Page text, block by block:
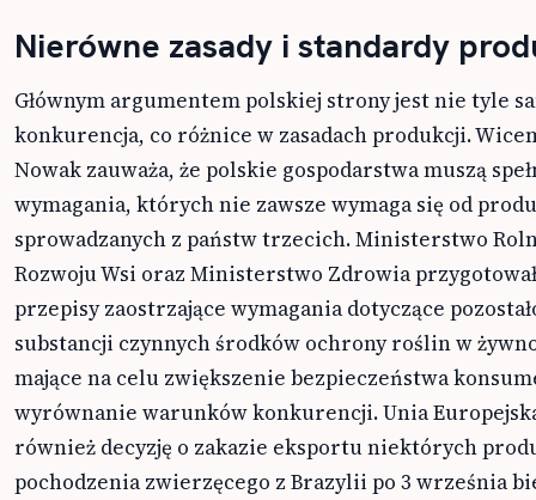
Nierówne zasady i standardy
Głównym argumentem polskiej strony jest nie tyle
konkurencja, co różnice w zasadach produkcji.
Nowak zauważa, że polskie gospodarstwa muszą
wymagania, których nie zawsze wymaga się od
sprowadzanych z państw trzecich. Ministerstwo
Rozwoju Wsi oraz Ministerstwo Zdrowia
przepisy zaostrzające wymagania dotyczące
substancji czynnych środków ochrony roślin w
mające na celu zwiększenie bezpieczeństwa
wyrównanie warunków konkurencji. Unia
również decyzję o zakazie eksportu niektórych
pochodzenia zwierzęcego z Brazylii po 3 września